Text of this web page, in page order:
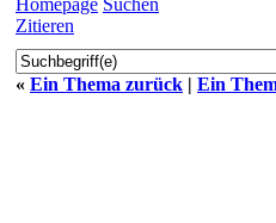
Homepage Suchen
Zitieren
« Ein Thema zurück | Ein